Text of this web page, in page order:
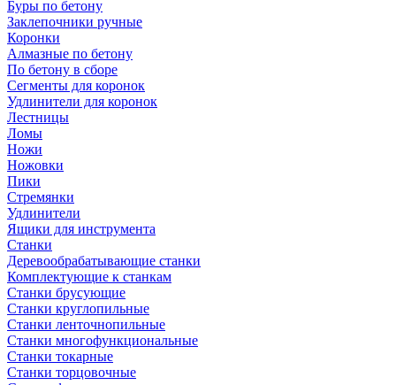
Буры по бетону
Заклепочники ручные
Коронки
Алмазные по бетону
По бетону в сборе
Сегменты для коронок
Удлинители для коронок
Лестницы
Ломы
Ножи
Ножовки
Пики
Стремянки
Удлинители
Ящики для инструмента
Станки
Деревообрабатывающие станки
Комплектующие к станкам
Станки брусующие
Станки круглопильные
Станки ленточнопильные
Станки многофункциональные
Станки токарные
Станки торцовочные